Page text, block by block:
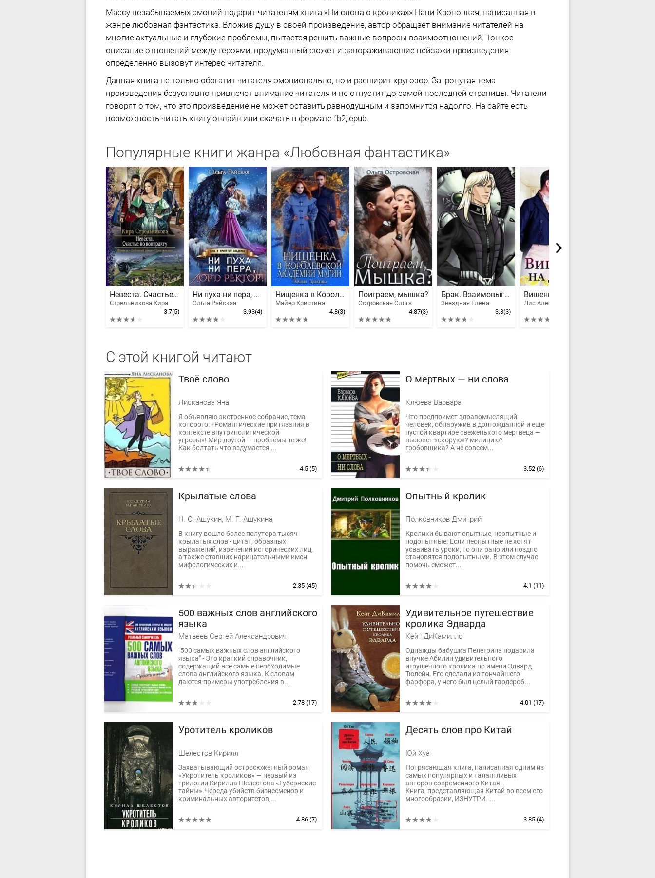
Массу незабываемых эмоций подарит читателям книга «Ни слова о кроликах» Нани Кроноцкая, написанная в
жанре любовная фантастика. Вложив душу в своей произведение, автор обращает внимание читателей на
многие актуальные и глубокие проблемы, пытается решить важные вопросы взаимоотношений. Тонкое
описание отношений между героями, продуманный сюжет и завораживающие пейзажи произведения
определенно вызовут интерес читателя.
Данная книга не только обогатит читателя эмоционально, но и расширит кругозор. Затронутая тема
произведения безусловно привлечет внимание читателя и не отпустит до самой последней страницы. Читатели
говорят о том, что это произведение не может оставить равнодушным и запомнится надолго. На сайте есть
возможность читать книгу онлайн или скачать в формате fb2, epub.
Популярные книги жанра «Любовная фантастика»
Невеста. Счастье по контракту
Стрельникова Кира
3.7(5)
Ни пуха ни пера, лорд ректор! Зима в Крылатой академии
Ольга Райская
3.93(4)
Нищенка в Королевской Академии магии. Зимняя практика
Майер Кристина
4.8(3)
Поиграем, мышка?
Островская Ольга
4.87(3)
Брак. Взаимовыгодный
Звездная Елена
3.8(3)
Вишенка на десерт
Лис Алеся
С этой книгой читают
Твоё слово
Лисканова Яна
Я объявляю экстренное собрание, тема
которого: «Романтические притязания в
контексте внутриполитической
угрозы»! Мир другой — проблемы те же!
Как болтать что вздумается,...
4.5 (5)
О мертвых — ни слова
Клюева Варвара
Что предпримет здравомыслящий
человек, обнаружив в долгожданной и еще
пустой квартире свеженького мертвеца —
вызовет «скорую»? милицию?
гробовщика? А не совсем...
3.52(6)
Крылатые слова
Н. С. Ашукин, М. Г. Ашукина
В книгу вошло более полутора тысяч
крылатых слов - цитат, образных
выражений, изречений исторических лиц,
а также ставших нарицательными имен
мифологических и...
2.35 (45)
Опытный кролик
Полковников Дмитрий
Кролики бывают опытные, неопытные и
подопытные. Если неопытные не хотят
усваивать уроки, то они рано или поздно
становятся подопытными. В этом случае
помочь сможет...
4.1 (11)
500 важных слов английского
языка
Матвеев Сергей Александрович
"500 самых важных слов английского
языка" - Это краткий справочник,
содержащий все самые необходимые
слова английского языка. К словам
даются примеры употребления в...
2.78 (17)
Удивительное путешествие
кролика Эдварда
Кейт ДиКамилло
Однажды бабушка Пелегрина подарила
внучке Абилин удивительного
игрушечного кролика по имени Эдвард
Тюлейн. Его сделали из тончайшего
фарфора, у него был целый гардероб...
4.01 (17)
Уротитель кроликов
Шелестов Кирилл
Захватывающий остросюжетный роман
«Укротитель кроликов» — первый из
трилогии Кирилла Шелестова «Губернские
тайны».Череда убийств бизнесменов и
криминальных авторитетов,...
4.86 (7)
Десять слов про Китай
Юй Хуа
Потрясающая книга, написанная одним из
самых популярных и талантливых
авторов современного Китая.
Книга, представляющая Китай во всем его
многообразии, ИЗНУТРИ -...
3.85(4)